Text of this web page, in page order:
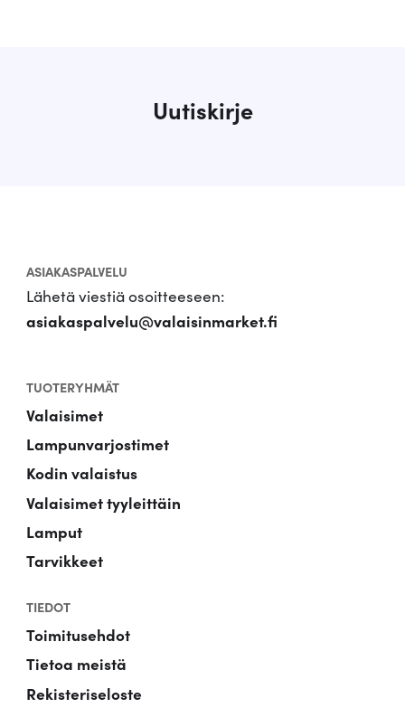
Uutiskirje
ASIAKASPALVELU
Lähetä viestiä osoitteeseen:
asiakaspalvelu@valaisinmarket.fi
TUOTERYHMÄT
Valaisimet
Lampunvarjostimet
Kodin valaistus
Valaisimet tyyleittäin
Lamput
Tarvikkeet
TIEDOT
Toimitusehdot
Tietoa meistä
Rekisteriseloste